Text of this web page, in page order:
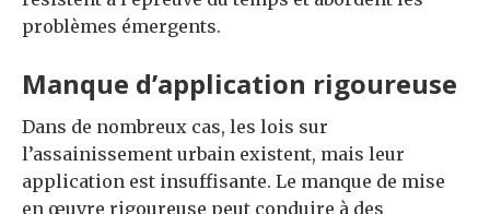
problèmes émergents.
Manque d’application rigoureuse
Dans de nombreux cas, les lois sur
l’assainissement urbain existent, mais leur
application est insuffisante. Le manque de mise
en œuvre rigoureuse peut conduire à des